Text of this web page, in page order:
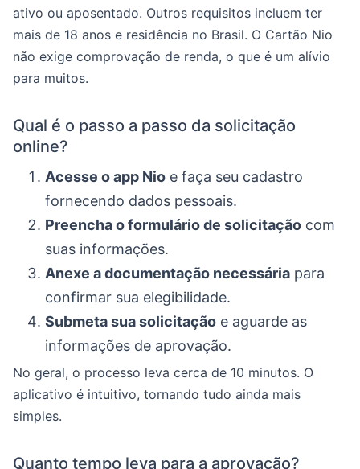
ativo ou aposentado. Outros requisitos incluem ter
mais de 18 anos e residência no Brasil. O Cartão Nio
não exige comprovação de renda, o que é um alívio
para muitos.
Qual é o passo a passo da solicitação
online?
Acesse o app Nio e faça seu cadastro
fornecendo dados pessoais.
Preencha o formulário de solicitação com
suas informações.
Anexe a documentação necessária para
confirmar sua elegibilidade.
Submeta sua solicitação e aguarde as
informações de aprovação.
No geral, o processo leva cerca de 10 minutos. O
aplicativo é intuitivo, tornando tudo ainda mais
simples.
Quanto tempo leva para a aprovação?